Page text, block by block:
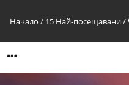
Начало / 15 Най-посещавани/